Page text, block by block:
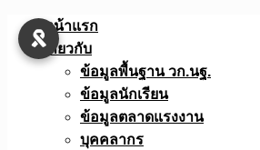
Skip
หน้าแรก
เกี่ยวกับ
ข้อมูลพื้นฐาน วก.นฐ.
ข้อมูลนักเรียน
ข้อมูลตลาดแรงงาน
บุคคลากร